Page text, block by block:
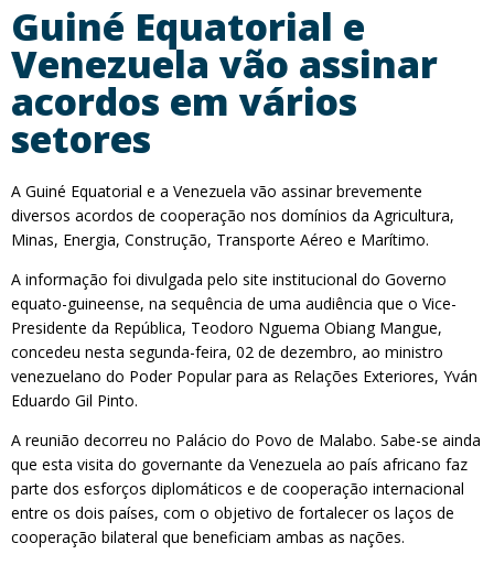
Guiné Equatorial e
Venezuela vão assinar
acordos em vários
setores
A Guiné Equatorial e a Venezuela vão assinar brevemente
diversos acordos de cooperação nos domínios da Agricultura,
Minas, Energia, Construção, Transporte Aéreo e Marítimo.
A informação foi divulgada pelo site institucional do Governo
equato-guineense, na sequência de uma audiência que o Vice-
Presidente da República, Teodoro Nguema Obiang Mangue,
concedeu nesta segunda-feira, 02 de dezembro, ao ministro
venezuelano do Poder Popular para as Relações Exteriores, Yván
Eduardo Gil Pinto.
A reunião decorreu no Palácio do Povo de Malabo. Sabe-se ainda
que esta visita do governante da Venezuela ao país africano faz
parte dos esforços diplomáticos e de cooperação internacional
entre os dois países, com o objetivo de fortalecer os laços de
cooperação bilateral que beneficiam ambas as nações.